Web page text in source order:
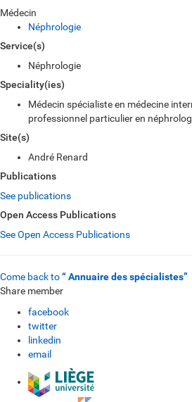
Médecin
Néphrologie
Service(s)
Néphrologie
Speciality(ies)
Médecin spécialiste en médecine
professionnel particulier en
Site(s)
André Renard
Publications
See publications
Open Access Publications
See Open Access Publications
Come back to“ Annuaire des spécialistes”
Share member
facebook
twitter
linkedin
email